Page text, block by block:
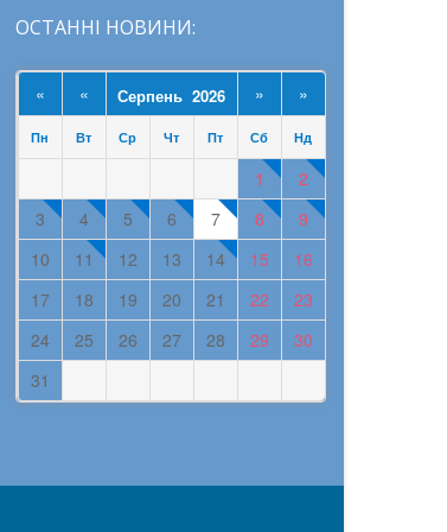
ОСТАННІ НОВИНИ:
« « Серпень 2026 » »
Пн Вт Ср Чт Пт Сб Нд
1
2
3
4 5 6 7 8
9
10
11 12 13 14 15
16
17
18 19 20 21 22
23
24
25 26 27 28 29
30
31